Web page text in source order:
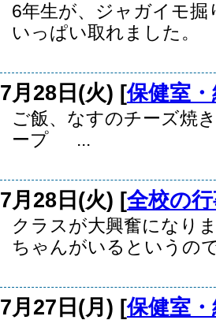
6年生が、ジャガイモ
いっぱい取れました
7月28日(火) [保健室
ご飯、なすのチーズ焼
ープ ...
7月28日(火) [全校の
クラスが大興奮になり
ちゃんがいるというの
7月27日(月) [保健室